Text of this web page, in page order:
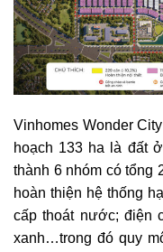
Vinhomes Wonder
hoạch 133 ha là đất
thành 6 nhóm có tổng
hoàn thiện hệ thống
cấp thoát nước; điện
xanh…trong đó quy